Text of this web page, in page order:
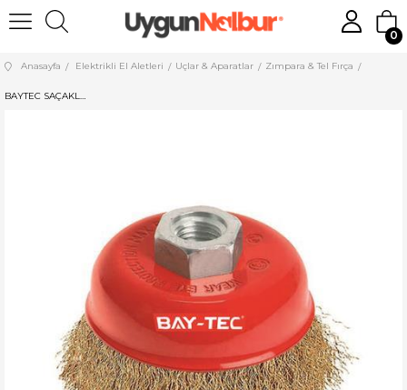
0
Anasayfa Elektrikli El Aletleri Uçlar & Aparatlar Zımpara & Tel Fırça
BAYTEC SAÇAKLI ÇANAK FIRÇA 85 MM MK1120